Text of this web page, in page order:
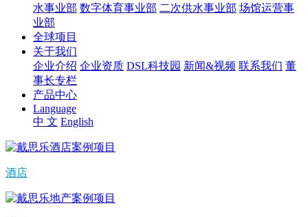
水事业部 数字体育事业部 二次供水事业部 场馆运营事
业部
全球项目
关于我们
企业介绍 企业资质 DSL科技园 新闻&视频 联系我们 董
事长专栏
产品中心
Language
中 文 English
酒店